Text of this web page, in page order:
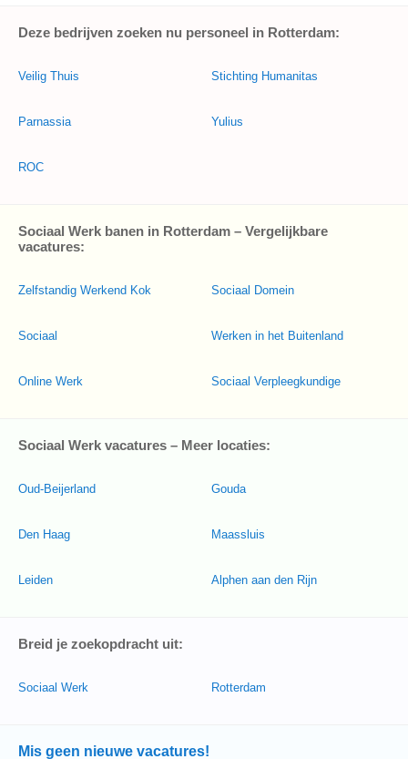
Deze bedrijven zoeken nu personeel in Rotterdam:
Veilig Thuis
Parnassia
ROC
Stichting Humanitas
Yulius
Sociaal Werk banen in Rotterdam – Vergelijkbare
vacatures:
Zelfstandig Werkend Kok
Sociaal
Online Werk
Sociaal Domein
Werken in het Buitenland
Sociaal Verpleegkundige
Sociaal Werk vacatures – Meer locaties:
Oud-Beijerland
Den Haag
Leiden
Gouda
Maassluis
Alphen aan den Rijn
Breid je zoekopdracht uit:
Sociaal Werk Rotterdam
Mis geen nieuwe vacatures!